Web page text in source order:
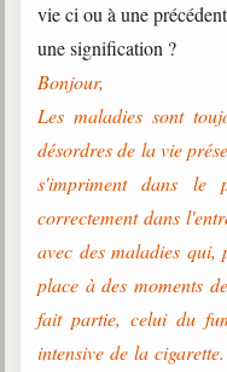
Ouvrages
Documents
Journal trimestriel
trimestrielles
Sujets du mois
Citations
vie ci ou à une
une signification ?
Bonjour,
Les maladies sont
désordres de la vie
s'impriment dans le
correctement dans
avec des maladies qui,
place à des moments
fait partie, celui du
intensive de la